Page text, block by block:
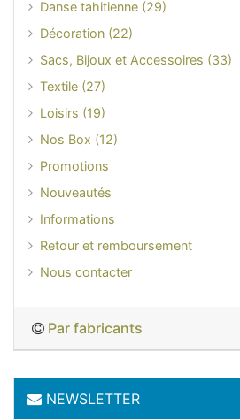
Danse tahitienne (29)
Décoration (22)
Sacs, Bijoux et Accessoires (33)
Textile (27)
Loisirs (19)
Nos Box (12)
Promotions
Nouveautés
Informations
Retour et remboursement
Nous contacter
Par fabricants
NEWSLETTER